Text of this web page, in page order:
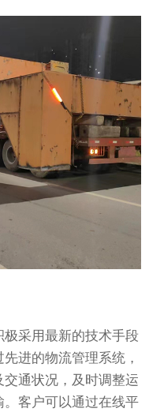
采用最新的技术手段
进的物流管理系统，
通状况，及时调整运
客户可以通过在线平